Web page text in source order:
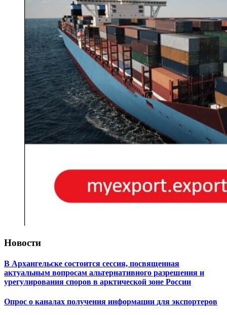
Новости
В Архангельске состоится сессия, посвященная
актуальным вопросам альтернативного разрешения и
урегулирования споров в арктической зоне России
Опрос о каналах получения информации для экспортеров